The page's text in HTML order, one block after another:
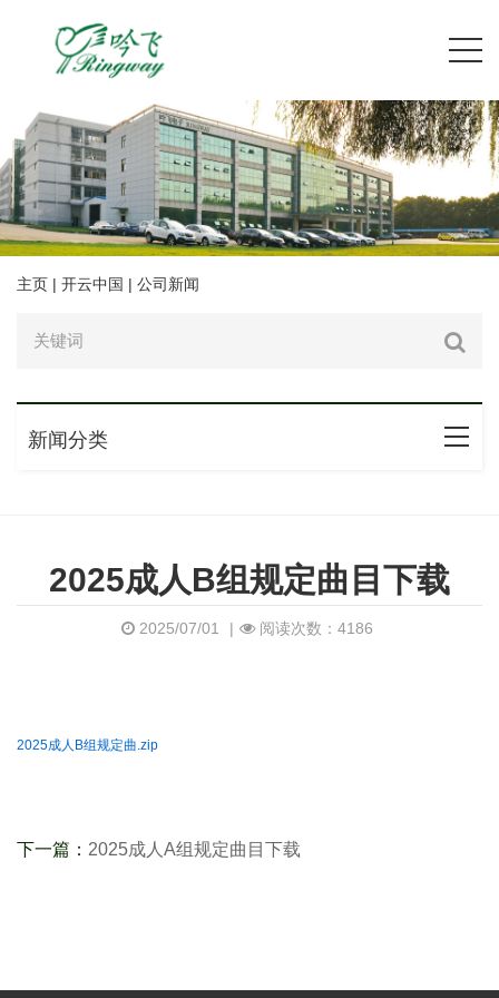
主页 | 开云中国 | 公司新闻
新闻分类
2025成人B组规定曲目下载
2025/07/01 | 阅读次数：4186
2025成人B组规定曲.zip
下一篇： 2025成人A组规定曲目下载